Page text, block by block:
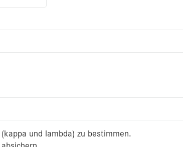
und lambda) zu bestimmen.